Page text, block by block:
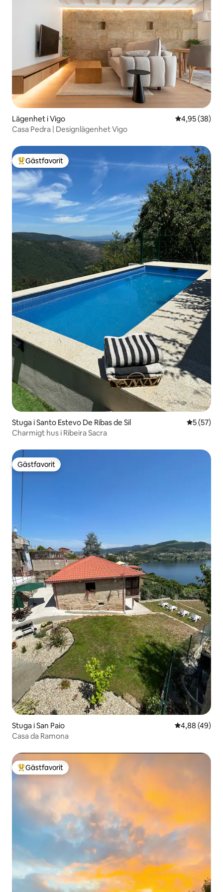
Lägenhet i Vigo 4,95 av 5 i
4,95 (38)
Casa Pedra | Designlägenhet Vigo
Populär gästfavorit
Gästfavorit
Stuga i Santo Estevo De Ribas de Sil 5 av 5 i
5 (57)
Charmigt hus i Ribeira Sacra
Gästfavorit
Gästfavorit
Stuga i San Paio 4,88 av 5 i
4,88 (49)
Casa da Ramona
Populär gästfavorit
Gästfavorit